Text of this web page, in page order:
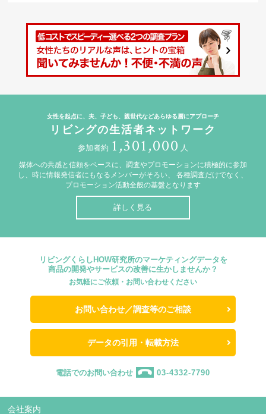
女性を起点に、夫、子ども、親世代などあらゆる層にアプローチ
リビングの生活者ネットワーク
参加者約 1,301,000 人
媒体への共感と信頼をベースに、調査やプロモーションに積極的に参加
し、時に情報発信者にもなるメンバーがそろい、
各種調査だけでなく、
プロモーション活動全般の基盤となります
詳しく見る
リビングくらしHOW研究所のマーケティングデータを
商品の開発やサービスの改善に生かしませんか？
お気軽にご依頼・お問い合わせください
お問い合わせ／調査等のご相談
データの引用・転載方法
電話でのお問い合わせ 03-4332-7790
会社案内